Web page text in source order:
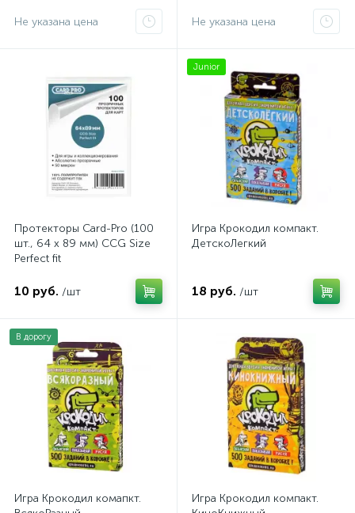
Не указана цена Не указана цена
Протекторы Card-Pro (100
шт., 64 x 89 мм) CCG Size
Perfect fit
10 руб. /шт
Junior
Игра Крокодил компакт.
ДетскоЛегкий
18 руб. /шт
В дорогу
Игра Крокодил комапкт.
Игра Крокодил компакт.